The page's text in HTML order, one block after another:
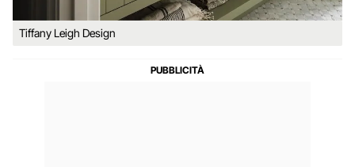
Tiffany Leigh Design